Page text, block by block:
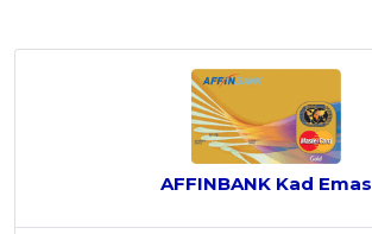
AFFINBANK Kad Emas